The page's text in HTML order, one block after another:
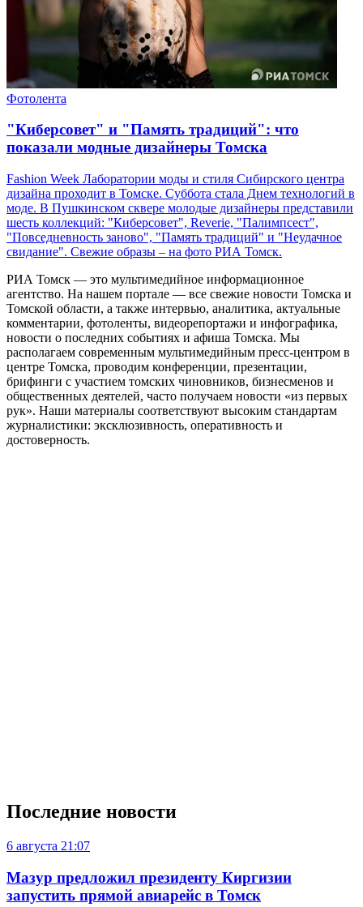
Фотолента
"Киберсовет" и "Память традиций": что
показали модные дизайнеры Томска
Fashion Week Лаборатории моды и стиля Сибирского центра
дизайна проходит в Томске. Суббота стала Днем технологий в
моде. В Пушкинском сквере молодые дизайнеры представили
шесть коллекций: "Киберсовет", Reverie, "Палимпсест",
"Повседневность заново", "Память традиций" и "Неудачное
свидание". Свежие образы – на фото РИА Томск.
РИА Томск — это мультимедийное информационное
агентство. На нашем портале — все свежие новости Томска и
Томской области, а также интервью, аналитика, актуальные
комментарии, фотоленты, видеорепортажи и инфографика,
новости о последних событиях и афиша Томска. Мы
располагаем современным мультимедийным пресс-центром в
центре Томска, проводим конференции, презентации,
брифинги с участием томских чиновников, бизнесменов и
общественных деятелей, часто получаем новости «из первых
рук». Наши материалы соответствуют высоким стандартам
журналистики: эксклюзивность, оперативность и
достоверность.
Последние новости
6 августа 21:07
Мазур предложил президенту Киргизии
запустить прямой авиарейс в Томск